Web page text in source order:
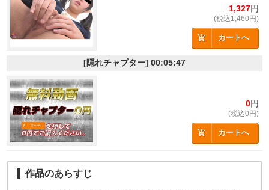
1,327円
(税込1,460円)
カートへ
[隠れチャプター] 00:05:47
0円
(税込0円)
カートへ
作品のあらすじ